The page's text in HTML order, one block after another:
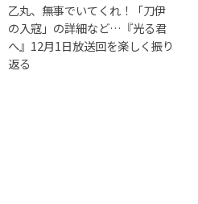
乙丸、無事でいてくれ！「刀伊
の入寇」の詳細など…『光る君
へ』12月1日放送回を楽しく振り
返る